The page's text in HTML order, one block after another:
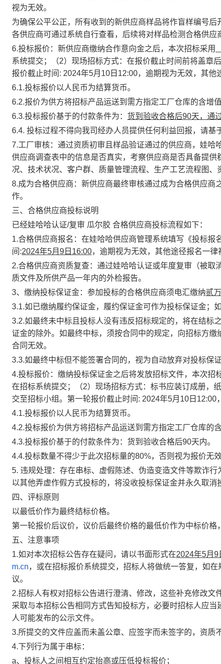
视为无效。
为确保公平公正，所有收到的新供应商样品将作盲样编号
各供应商可通过系统自行查看，后续将对样品检测合格供应
6.投标报价： 新供应商缴纳合作意向金之后，本次招标采用
系统提交；（2）现场招标方式：在报价截止时间前将盖章
报价截止时间 : 2024年5月 10 日 12:00，逾期视为无效，其他
6.1.投标报价以人民币为结算货币。
6.2.报价为供方将招标产品运送到需方指定工厂仓库的含增
6.3.投标报价基于的付款条件为： 货到验收合格后90天，通
6.4. 投标过程不得向我司经办人员提供任何利益回报，请
7.工厂审核： 通过资质初审且样品验证通过的供应商，娃哈
供应商调查表中的信息是否真实，考察供应商是否具备提
况、技术状况、客户群、质量管理流程、生产工艺流程图
8.成为合格供应商： 新供应商最终审核通过成为合格供应商
作。
三、合格供应商投标说明
已经娃哈哈认证/复审 瓜尔胶 合格供应商投标流程如下：
1.合格供应商报名： 在娃哈哈供应商管理系统填写《投标报
间 :2024年5月 9 日 16:00，逾期视为无效，其他途径报名一律
2.合格供应商资质复查： 通过娃哈哈认证或年度复审（被取
质文件及所供产品一年内的外检报告。
3、缴纳投标保证金： 参加投标的合格供应商须电汇缴纳贰万
3.1.如已缴纳履约保证金，履约保证金可作为投标保证金；
3.2.如最终未中标且投标人没有违反招标规定的，将在结标
证金的除外。如最终中标，须按合同中的规定，向招标方
合同无效。
3.3.如最终中标但不能签署合同的，视为自动放弃对投标保
4.投标报价： 缴纳投标保证金之后将发放招标文件，本次招
在招标系统提交；（2）现场招标方式：标书应装订成册，
交至招标小组。第一轮报价截止时间 : 2024年5月 10 日 12:00
4.1.投标报价以人民币为结算货币。
4.2.投标报价为供方将招标产品运送到需方指定工厂仓库的
4.3.投标报价基于的付款条件为：货到验收合格后90天内。
4.4.投标数量不得少于此次招标量的80%，否则视为报价无
5. 违规处理： 存在串标、虚假陈述、伪造变造文件等欺诈
以其他弄虚作假方式投标的，将没收投标保证金并永久取消
四、评标原则
以最低价作为最终结标价格。
第一轮报价后议价，议价后最终价格的最低价作为中标价
五、注意事项
1.如对本次招标公告存在疑问，请以书面形式在2024年5月 9
m.cn，或在招标报价系统提交，招标人将做统一答复，如
议。
2.招标人有权对招标公告进行澄清、修改，这些补充修改
采取与本招标公告相同方式告知投标方，必要时招标人应
人可能发布的公示文件。
3.所提交的文件应盖而未盖公章、应签字而未签字的，资
4.下列行为属于串标：
a、投标人之间相互约定抬高或压低投标报价；